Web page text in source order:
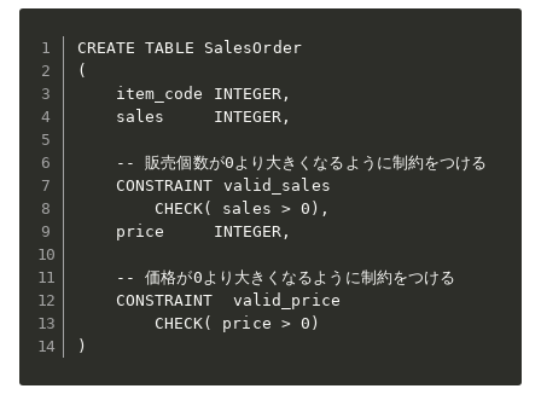
CREATE TABLE SalesOrder
(
    -- 販売個数が0より大きくなるように制約をつける
    -- 価格が0より大きくなるように制約をつける
)